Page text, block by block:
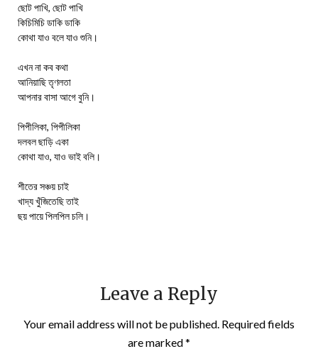
ছোট পাখি, ছোট পাখি
কিচিমিচি ডাকি ডাকি
কোথা যাও বলে যাও শুনি।
এখন না কব কথা
আনিয়াছি তৃণলতা
আপনার বাসা আগে বুনি।
পিপীলিকা, পিপীলিকা
দলবল ছাড়ি একা
কোথা যাও, যাও ভাই বলি।
শীতের সঞ্চয় চাই
খাদ্য খুঁজিতেছি তাই
ছয় পায়ে পিলপিল চলি।
Leave a Reply
Your email address will not be published. Required fields
are marked*